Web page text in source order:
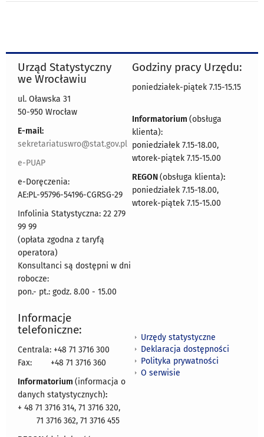
Urząd Statystyczny
we Wrocławiu
ul. Oławska 31
50-950 Wrocław
E-mail:
sekretariatuswro@stat.gov.pl
e-PUAP
e-Doręczenia:
AE:PL-95796-54196-CGRSG-29
Infolinia Statystyczna: 22 279
99 99
(opłata zgodna z taryfą
operatora)
Konsultanci są dostępni w dni
robocze:
pon.- pt.: godz. 8.00 - 15.00
Godziny pracy Urzędu:
poniedziałek-piątek 7.15-15.15
Informatorium (obsługa
klienta):
poniedziałek 7.15-18.00,
wtorek-piątek 7.15-15.00
REGON(obsługa klienta):
poniedziałek 7.15-18.00,
wtorek-piątek 7.15-15.00
Informacje
telefoniczne:
Centrala: +48 71 3716 300
Fax:
+48 71 3716 360
Informatorium (informacja o
danych statystycznych):
+ 48 71 3716 314, 71 3716 320,
71 3716 362, 71 3716 455
Urzędy statystyczne
Deklaracja dostępności
Polityka prywatności
O serwisie